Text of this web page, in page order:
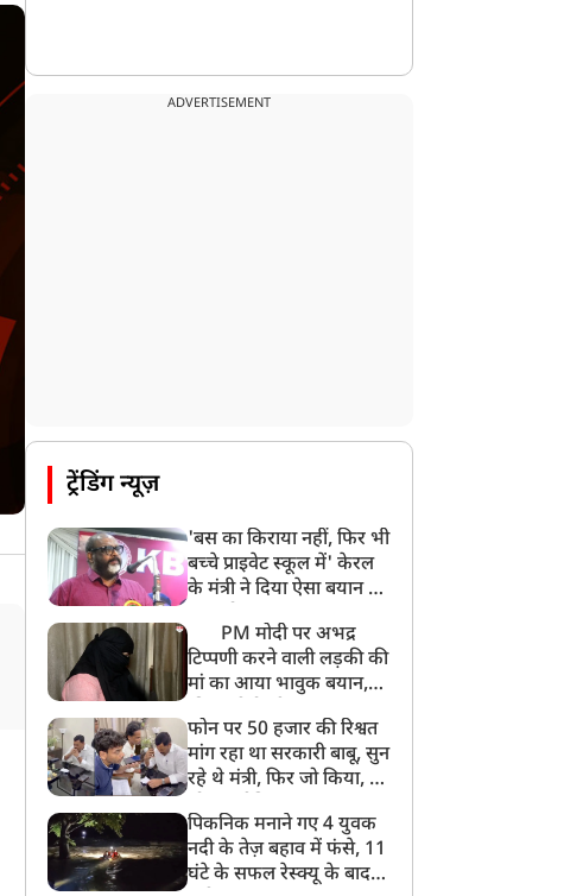
ADVERTISEMENT
ट्रेंडिंग न्यूज़
'बस का किराया नहीं, फिर भी
बच्चे प्राइवेट स्कूल में' केरल
के मंत्री ने दिया ऐसा बयान की
PM मोदी पर अभद्र
टिप्पणी करने वाली लड़की की
मां का आया भावुक बयान,
बेटी को गोद लें प्रधानमंत्री
फोन पर 50 हजार की रिश्वत
मांग रहा था सरकारी बाबू, सुन
रहे थे मंत्री, फिर जो किया, वो
पिकनिक मनाने गए 4 युवक
नदी के तेज़ बहाव में फंसे, 11
घंटे के सफल रेस्क्यू के बाद